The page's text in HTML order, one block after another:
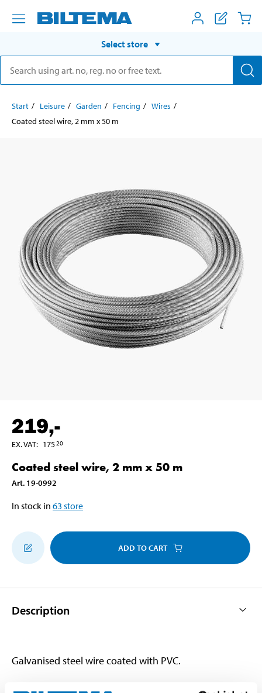
Select store
Start Leisure Garden Fencing
Wires
Coated steel wire, 2 mm x 50 m
219,-
EX. VAT: 17520
Coated steel wire, 2 mm x 50 m
Art. 19-0992
In stock in 63 store
ADD TO CART
Description
Galvanised steel wire coated with PVC.